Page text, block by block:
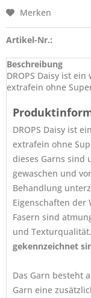
Merken
Artikel-Nr.:
Beschreibung
DROPS Daisy ist
extrafein ohne
DROPS Daisy ist
extrafein ohne
dieses Garns sind
gewaschen und
Behandlung
Eigenschaften der
Fasern sind
und Texturqualität.
gekennzeichnet
Das Garn besteht
Garn eine